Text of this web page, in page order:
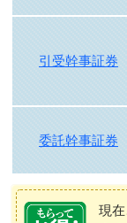
引受幹事証券
委託幹事証券
現在